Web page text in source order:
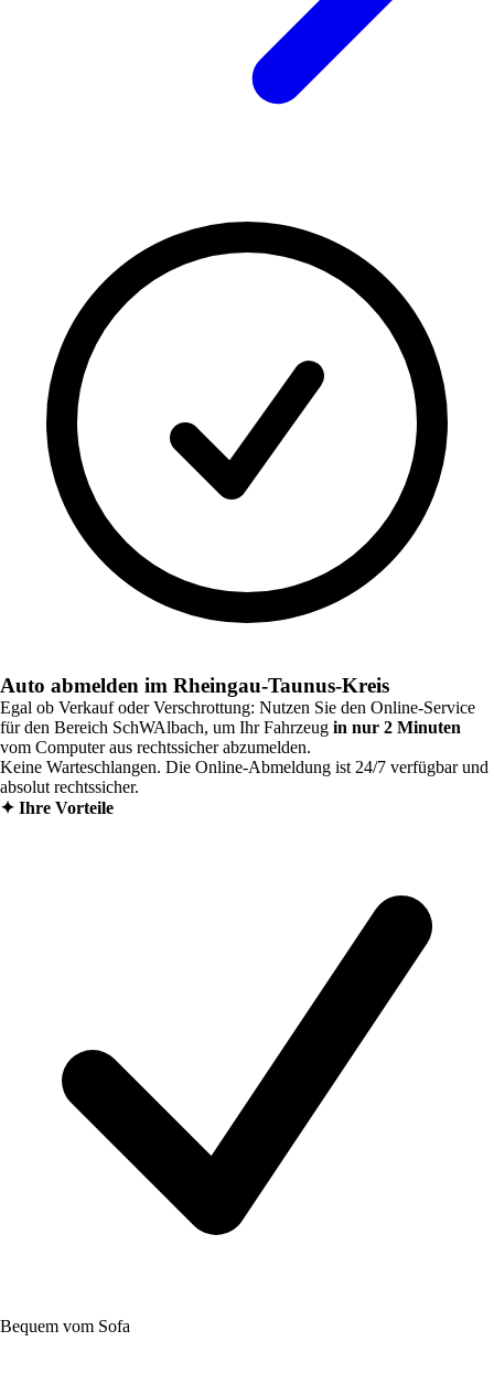
Auto abmelden im Rheingau-Taunus-Kreis
Egal ob Verkauf oder Verschrottung: Nutzen Sie den Online-Service
für den Bereich SchWAlbach, um Ihr Fahrzeug in nur 2 Minuten
vom Computer aus rechtssicher abzumelden.
Keine Warteschlangen. Die Online-Abmeldung ist 24/7 verfügbar und
absolut rechtssicher.
✦ Ihre Vorteile
Bequem vom Sofa